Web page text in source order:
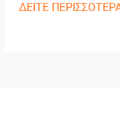
ΔΕΙΤΕ